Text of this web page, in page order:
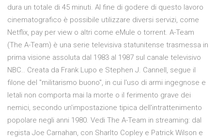
dura un totale di 45 minuti. Al fine di godere di questo lavoro
cinematografico è possibile utilizzare diversi servizi, come
Netflix, pay per view o altri come eMule o torrent. A-Team
(The A-Team) è una serie televisiva statunitense trasmessa in
prima visione assoluta dal 1983 al 1987 sul canale televisivo
NBC.. Creata da Frank Lupo e Stephen J. Cannell, segue il
filone del "militarismo buono", in cui l'uso di armi ingegnose e
letali non comporta mai la morte o il ferimento grave dei
nemici, secondo un'impostazione tipica dell'intrattenimento
popolare negli anni 1980. Vedi The A-Team in streaming: dal
regista Joe Carnahan, con Sharlto Copley e Patrick Wilson e